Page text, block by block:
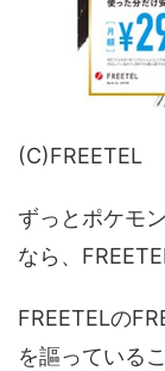
(C)FREETEL
ずっとポケモ
なら、
FREETELの
を謳っている